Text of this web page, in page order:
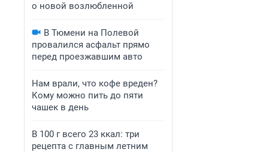
о новой возлюбленной
В Тюмени на Полевой
провалился асфальт прямо
перед проезжавшим авто
Нам врали, что кофе вреден?
Кому можно пить до пяти
чашек в день
В 100 г всего 23 ккал: три
рецепта с главным летним